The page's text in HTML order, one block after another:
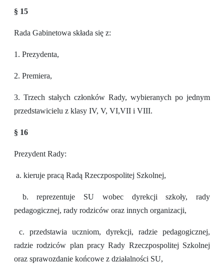
§ 15
Rada Gabinetowa składa się z:
1. Prezydenta,
2. Premiera,
3. Trzech stałych członków Rady, wybieranych po jednym
przedstawicielu z klasy IV, V, VI,VII i VIII.
§ 16
Prezydent Rady:
a. kieruje pracą Radą Rzeczpospolitej Szkolnej,
b. reprezentuje SU wobec dyrekcji szkoły, rady
pedagogicznej, rady rodziców oraz innych organizacji,
c. przedstawia uczniom, dyrekcji, radzie pedagogicznej,
radzie rodziców plan pracy Rady Rzeczpospolitej Szkolnej
oraz sprawozdanie końcowe z działalności SU,